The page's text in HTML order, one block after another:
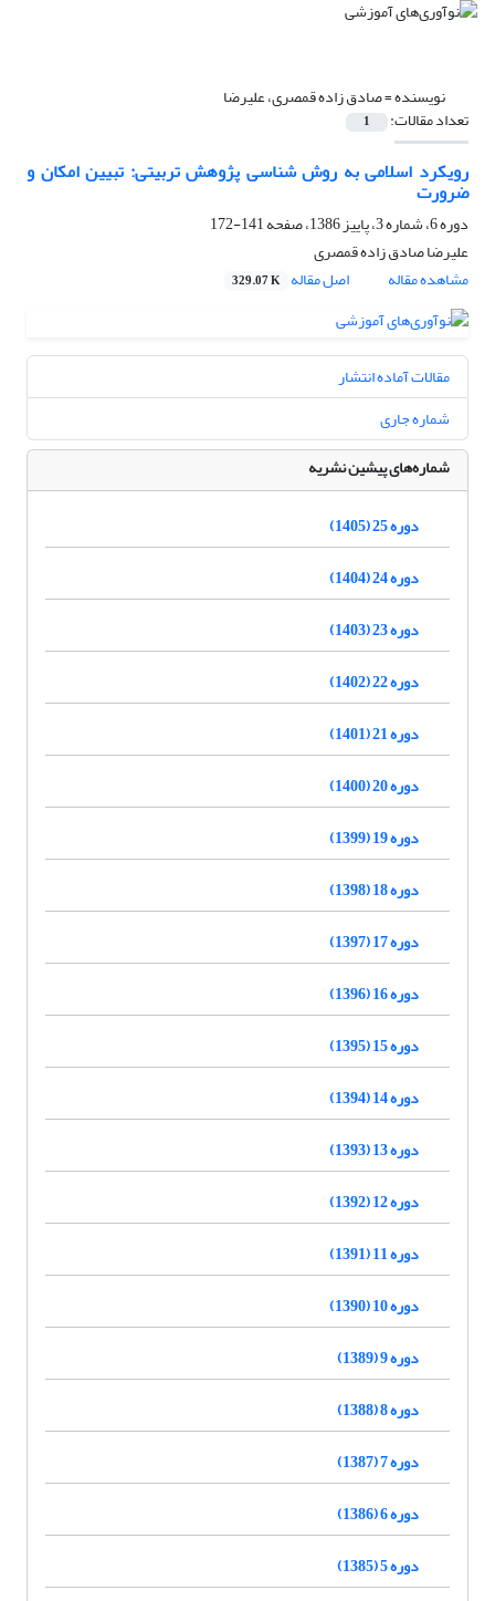
نویسنده =صادق زاده قمصری، علیرضا
تعداد مقالات: 1
رویکرد اسلامی به روش شناسی پژوهش تربیتی: تبیین امکان و
ضرورت
دوره 6، شماره 3، پاییز 1386، صفحه
141-172
علیرضا صادق زاده قمصری
مشاهده مقاله
اصل مقاله 329.07 K
مقالات آماده انتشار
شماره جاری
شماره‌های پیشین نشریه
دوره 25 (1405)
دوره 24 (1404)
دوره 23 (1403)
دوره 22 (1402)
دوره 21 (1401)
دوره 20 (1400)
دوره 19 (1399)
دوره 18 (1398)
دوره 17 (1397)
دوره 16 (1396)
دوره 15 (1395)
دوره 14 (1394)
دوره 13 (1393)
دوره 12 (1392)
دوره 11 (1391)
دوره 10 (1390)
دوره 9 (1389)
دوره 8 (1388)
دوره 7 (1387)
دوره 6 (1386)
دوره 5 (1385)